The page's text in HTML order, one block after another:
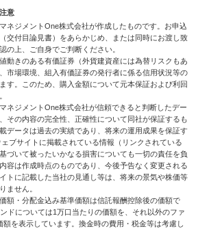
意
ネジメントOne株式会社が作成したものです。お申込
交付目論見書）をあらかじめ、または同時にお渡し致
の上、ご自身でご判断ください。
動きのある有価証券（外貨建資産には為替リスクもあ
市場環境、組入有価証券の発行者に係る信用状況等の
す。このため、購入金額について元本保証および利回
ネジメントOne株式会社が信頼できると判断したデー
その内容の完全性、正確性について同社が保証するも
データは過去の実績であり、将来の運用成果を保証す
ブサイトに掲載されている情報（リンクされている
づいて被ったいかなる損害についても一切の責任を負
容は作成時点のものであり、今後予告なく変更される
トに記載した当社の見通し等は、将来の景気や株価等
ません。
額・分配金込み基準価額は信託報酬控除後の価額で
ドについては1万口当たりの価額を、それ以外のファ
を表示しています。換金時の費用・税金等は考慮し